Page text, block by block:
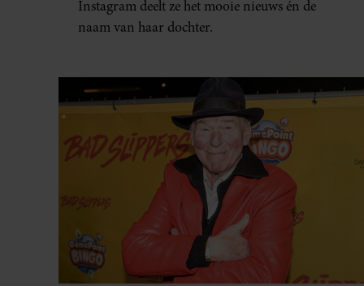
Instagram deelt ze het mooie nieuws én de
naam van haar dochter.